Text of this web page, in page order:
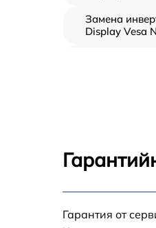
Замена
Display Vesa
Ремонт блока
Замена
Nano-texture
Гарантия от